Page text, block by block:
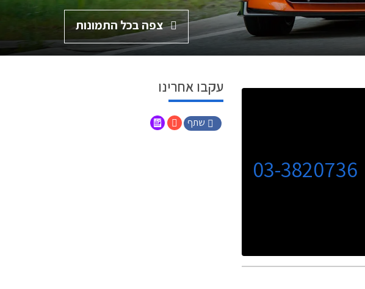
צפה בכל התמונות
03-3820736
עקבו אחרינו
שתף